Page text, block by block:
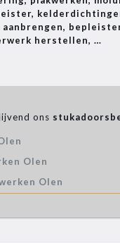
herstellen, …
ons
Olen
Olen